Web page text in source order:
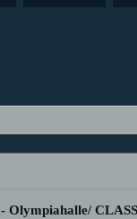
Olympiahalle/